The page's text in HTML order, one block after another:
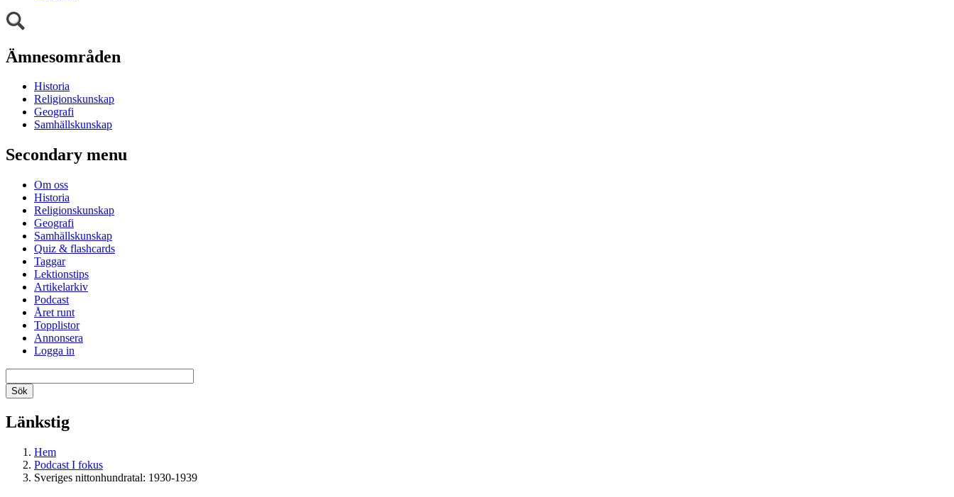
Ämnesområden
Historia
Religionskunskap
Geografi
Samhällskunskap
Secondary menu
Om oss
Historia
Religionskunskap
Geografi
Samhällskunskap
Quiz & flashcards
Taggar
Lektionstips
Artikelarkiv
Podcast
Året runt
Topplistor
Annonsera
Logga in
Länkstig
Hem
Podcast I fokus
Sveriges nittonhundratal: 1930-1939